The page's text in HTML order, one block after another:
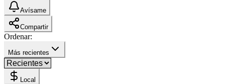
Avísame
Compartir
Ordenar:
Más recientes
Local